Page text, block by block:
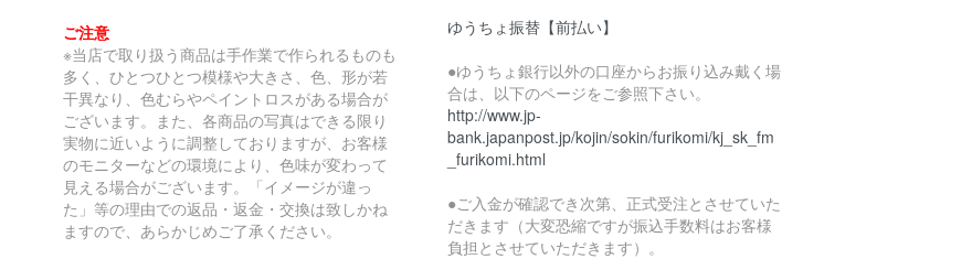
ご注意
※当店で取り扱う商品は手作業で作られるものも
多く、ひとつひとつ模様や大きさ、色、形が若
干異なり、色むらやペイントロスがある場合が
ございます。また、各商品の写真はできる限り
実物に近いように調整しておりますが、お客様
のモニターなどの環境により、色味が変わって
見える場合がございます。「イメージが違っ
た」等の理由での返品・返金・交換は致しかね
ますので、あらかじめご了承ください。
ゆうちょ振替【前払い】
●ゆうちょ銀行以外の口座からお振り込み戴く場
合は、以下のページをご参照下さい。
http://www.jp-
bank.japanpost.jp/kojin/sokin/furikomi/kj_sk_fm
_furikomi.html
●ご入金が確認でき次第、正式受注とさせていた
だきます（大変恐縮ですが振込手数料はお客様
負担とさせていただきます）。